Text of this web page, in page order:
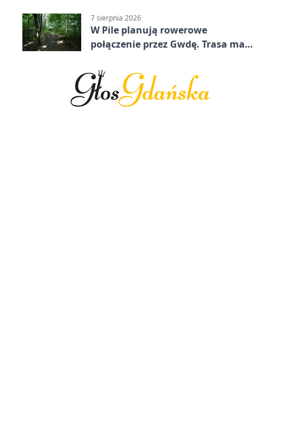
7 sierpnia 2026
W Pile planują rowerowe
połączenie przez Gwdę. Trasa ma